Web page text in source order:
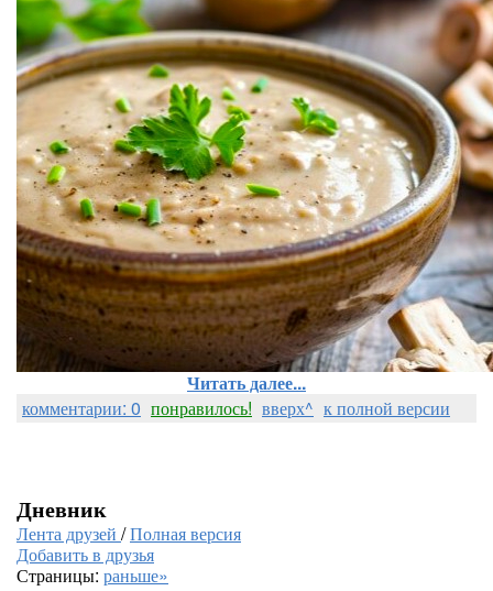
Читать далее...
комментарии: 0 понравилось! вверх^ к полной версии
Дневник
Лента друзей /Полная версия
Добавить в друзья
Страницы: раньше»